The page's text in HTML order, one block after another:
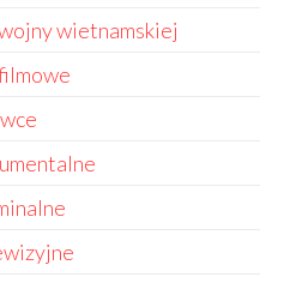
wietnamskiej